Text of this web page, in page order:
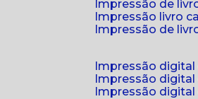
impressão de
impressão livro
impressão de
impressão digital
impressão digital
impressão digital